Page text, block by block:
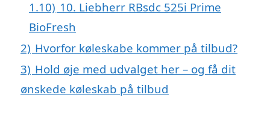
1.10) 10. Liebherr RBsdc 525i Prime
BioFresh
2) Hvorfor køleskabe kommer på tilbud?
3) Hold øje med udvalget her – og få dit
ønskede køleskab på tilbud